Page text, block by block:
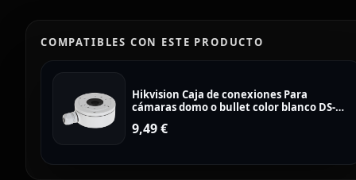
COMPATIBLES CON ESTE PRODUCTO
Hikvision Caja de conexiones Para
cámaras domo o bullet color blanco DS-
9,49€